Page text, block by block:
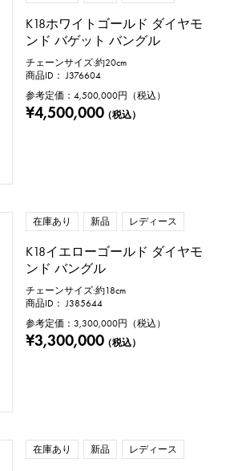
K18ホワイトゴールド ダイヤモ
ンド バゲット バングル
チェーンサイズ:約20cm
商品ID： J376604
参考定価：4,500,000円（税込）
¥4,500,000（税込）
在庫あり 新品 レディース
K18イエローゴールド ダイヤモ
ンド バングル
チェーンサイズ:約18cm
商品ID： J385644
参考定価：3,300,000円（税込）
¥3,300,000（税込）
在庫あり 新品 レディース